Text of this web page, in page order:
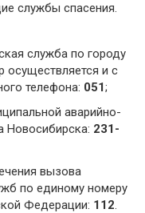
службы спасения.
служба по городу
и с
телефона: 051;
аварийно-
Новосибирска: 231-
вызова
по единому номеру
Федерации: 112.